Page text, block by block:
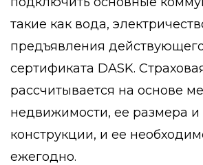
такие как вода,
предъявления
сертификата DASK.
рассчитывается на основе
недвижимости, ее размера и
конструкции, и ее
ежегодно.